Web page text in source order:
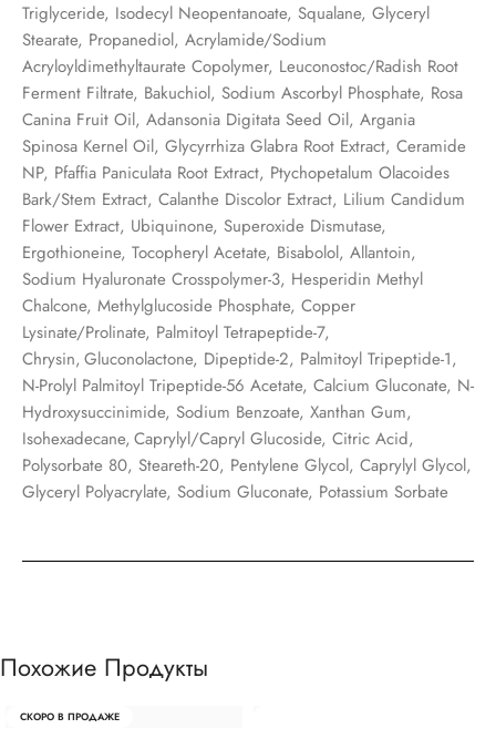
Triglyceride, Isodecyl Neopentanoate, Squalane, Glyceryl
Stearate, Propanediol, Acrylamide/Sodium
Acryloyldimethyltaurate Copolymer, Leuconostoc/Radish Root
Ferment Filtrate, Bakuchiol, Sodium Ascorbyl Phosphate, Rosa
Canina Fruit Oil, Adansonia Digitata Seed Oil, Argania
Spinosa Kernel Oil, Glycyrrhiza Glabra Root Extract, Ceramide
NP, Pfaffia Paniculata Root Extract, Ptychopetalum Olacoides
Bark/Stem Extract, Calanthe Discolor Extract, Lilium Candidum
Flower Extract, Ubiquinone, Superoxide Dismutase,
Ergothioneine, Tocopheryl Acetate, Bisabolol, Allantoin,
Sodium Hyaluronate Crosspolymer-3, Hesperidin Methyl
Chalcone, Methylglucoside Phosphate, Copper
Lysinate/Prolinate, Palmitoyl Tetrapeptide-7,
Chrysin, Gluconolactone, Dipeptide-2, Palmitoyl Tripeptide-1,
N-Prolyl Palmitoyl Tripeptide-56 Acetate, Calcium Gluconate, N-
Hydroxysuccinimide, Sodium Benzoate, Xanthan Gum,
Isohexadecane, Caprylyl/Capryl Glucoside, Citric Acid,
Polysorbate 80, Steareth-20, Pentylene Glycol, Caprylyl Glycol,
Glyceryl Polyacrylate, Sodium Gluconate, Potassium Sorbate
Похожие Продукты
СКОРО В ПРОДАЖЕ